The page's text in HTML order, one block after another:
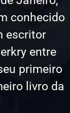
conhecido
escritor
entre
primeiro
livro da